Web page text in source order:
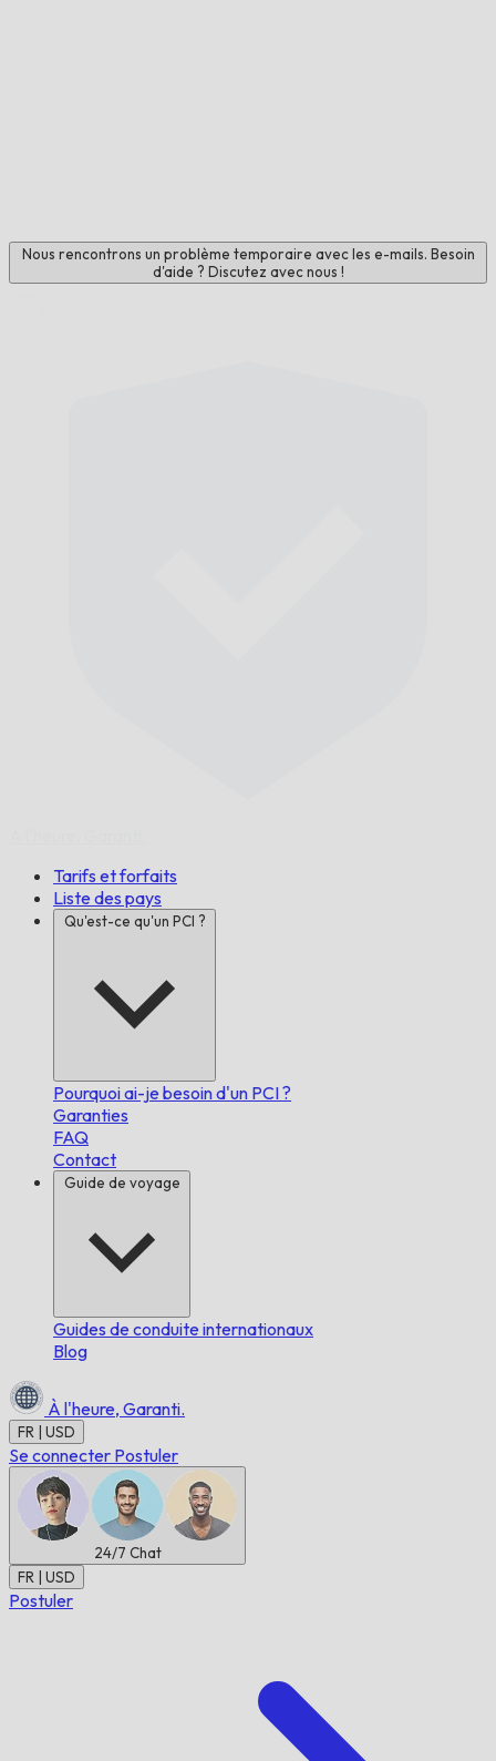
Nous rencontrons un problème temporaire avec les e-mails. Besoin
d'aide ? Discutez avec nous !
Tarifs et forfaits
Liste des pays
Qu'est-ce qu'un PCI ?
Pourquoi ai-je besoin d'un PCI ?
Garanties
FAQ
Contact
Guide de voyage
Guides de conduite internationaux
Blog
À l'heure, Garanti.
FR | USD
Se connecter Postuler
24/7 Chat
FR | USD
Postuler